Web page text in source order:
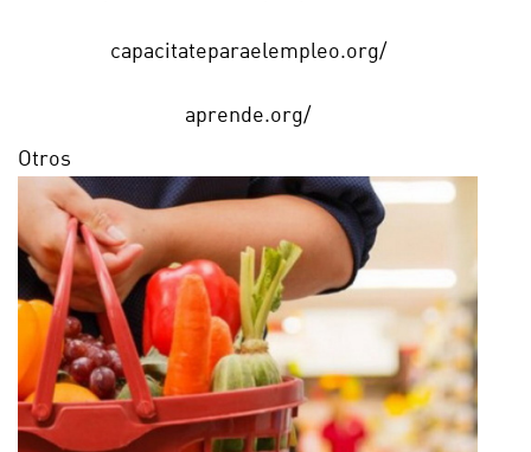
capacitateparaelempleo.org/
aprende.org/
Otros